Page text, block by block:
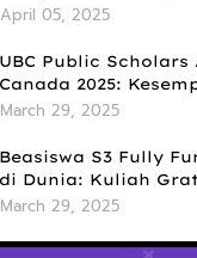
Public Speaking:
April 05, 2025
UBC Public Scholars
Canada 2025:
untuk Meraih
March 29, 2025
Beasiswa S3 Fully
di Dunia: Kuliah
Tunjangan Hidup
March 29, 2025